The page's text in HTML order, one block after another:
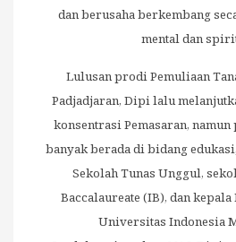
dan berusaha berkembang
mental dan
Lulusan prodi Pemuliaan
Padjadjaran, Dipi lalu
konsentrasi Pemasaran,
banyak berada di bidang
Sekolah Tunas Unggul,
Baccalaureate (IB), dan
Universitas Indonesia